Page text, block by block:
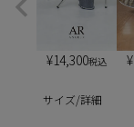
¥14,300税込 ¥
サイズ/詳細